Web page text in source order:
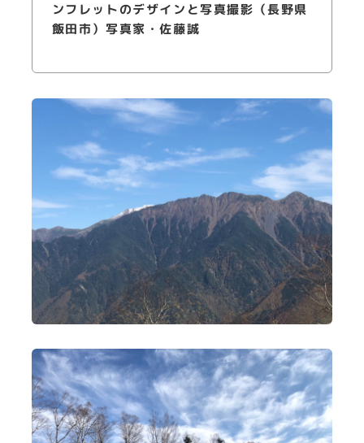
ンフレットのデザインと写真撮影（長野県
飯田市）写真家・佐藤誠